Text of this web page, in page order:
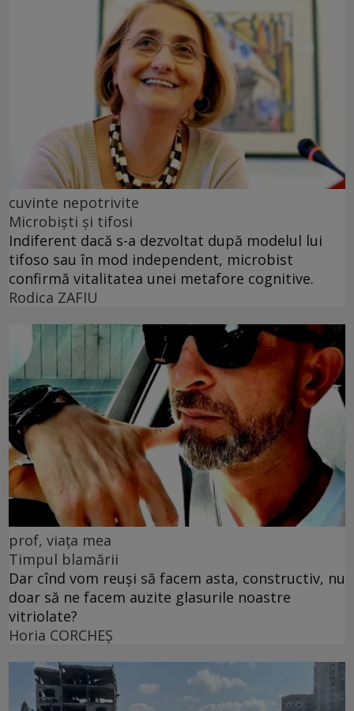
cuvinte nepotrivite
Microbiști și tifosi
Indiferent dacă s-a dezvoltat după modelul lui
tifoso sau în mod independent, microbist
confirmă vitalitatea unei metafore cognitive.
Rodica ZAFIU
prof, viața mea
Timpul blamării
Dar cînd vom reuși să facem asta, constructiv, nu
doar să ne facem auzite glasurile noastre
vitriolate?
Horia CORCHEŞ